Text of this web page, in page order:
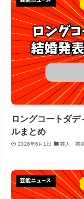
ロングコートダ
ルまとめ
2026年6月1日 芸人・芸